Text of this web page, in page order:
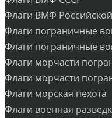
Флаги ВМФ
Флаги пограничные
Флаги пограничные
Флаги морчасти
Флаги морчасти
Флаги морская пехота
Флаги военная